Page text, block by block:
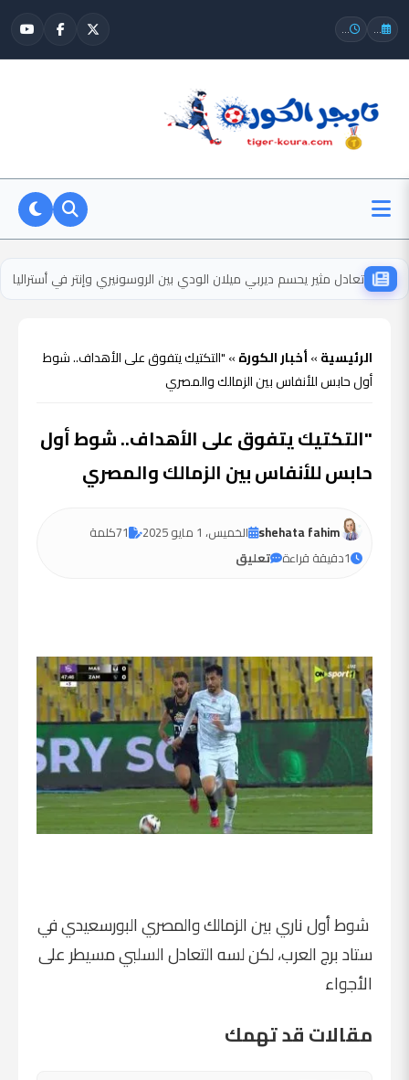
...
...
تعادل مثير يحسم ديربي ميلان الودي بين الروسونيري وإنتر في أستراليا
الرئيسية»أخبار الكورة»"التكتيك يتفوق على الأهداف.. شوط
أول حابس للأنفاس بين الزمالك والمصري
"التكتيك يتفوق على الأهداف.. شوط أول
حابس للأنفاس بين الزمالك والمصري
shehata fahim الخميس، 1 مايو 2025 71كلمة
1دقيقة قراءة تعليق
شوط أول ناري بين الزمالك والمصري البورسعيدي في
ستاد برج العرب، لكن لسه التعادل السلبي مسيطر على
الأجواء
مقالات قد تهمك